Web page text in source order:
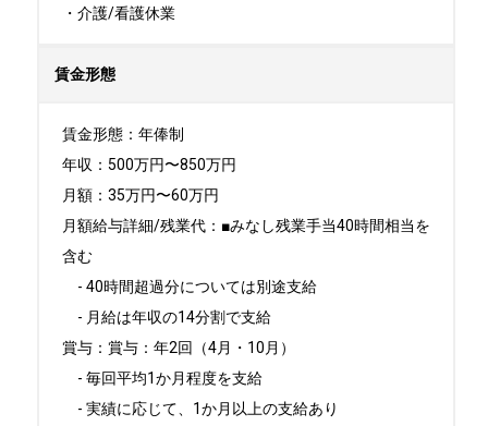
・介護/看護休業
賃金形態
賃金形態：年俸制
年収：500万円〜850万円
月額：35万円〜60万円
月額給与詳細/残業代：■みなし残業手当40時間相当を
含む
- 40時間超過分については別途支給
- 月給は年収の14分割で支給
賞与：賞与：年2回（4月・10月）
- 毎回平均1か月程度を支給
- 実績に応じて、1か月以上の支給あり